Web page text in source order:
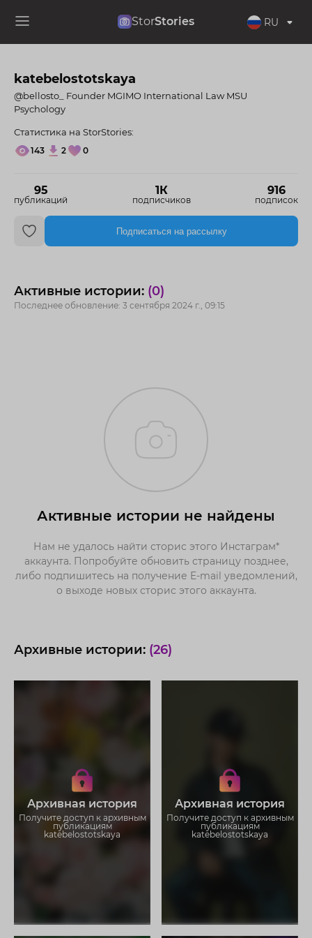
StorStories RU
katebelostotskaya
95
публикаций
1К
подписчиков
916
подписок
@bellosto_ Founder MGIMO International Law MSU
Psychology
Статистика на StorStories:
143 2 0
Подписаться на рассылку
Активные истории: (0)
Последнее обновление: 3 сентября 2024 г., 09:15
Активные истории не найдены
Нам не удалось найти сторис этого Инстаграм*
аккаунта. Попробуйте обновить страницу позднее,
либо подпишитесь на получение E-mail уведомлений,
о выходе новых сторис этого аккаунта.
Архивные истории: (26)
Архивная история
Получите доступ к архивным
публикациям
katebelostotskaya
Получите доступ к архивным
историям katebelostotskaya
Не отвлекайтесь на рекламу
Загружайте истории без
ограничений
Архивная история
Получите доступ к архивным
публикациям
katebelostotskaya
Получите доступ к архивным
историям katebelostotskaya
Не отвлекайтесь на рекламу
Загружайте истории без
ограничений